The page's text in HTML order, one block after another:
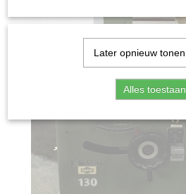
Later opnieuw tonen
Alles toestaan